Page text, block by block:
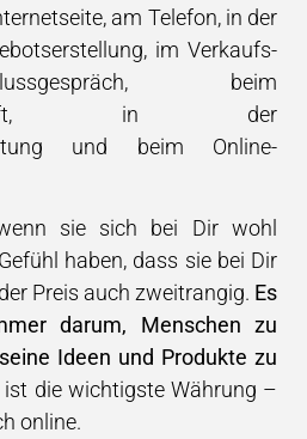
am Telefon, in der
im Verkaufs-
beim
in der
und beim Online-
sie sich bei Dir wohl
haben, dass sie bei Dir
Preis auch zweitrangig. Es
darum, Menschen zu
Ideen und Produkte zu
ist die wichtigste Währung –
online.